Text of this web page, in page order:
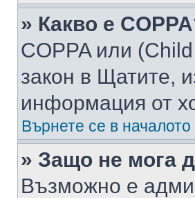
» Какво е
COPPA или
закон в Щатите,
информация от
Върнете се в началото
» Защо не мога
Възможно е